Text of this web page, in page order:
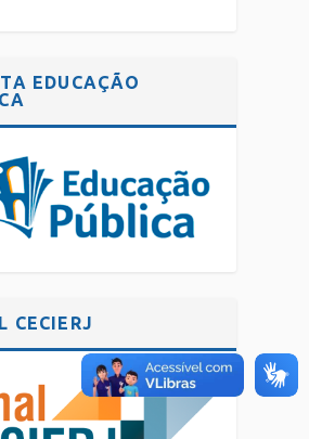
EDUCAÇÃO
CECIERJ